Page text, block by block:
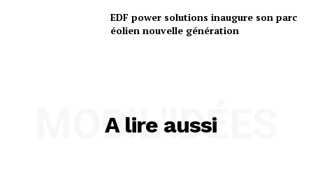
EDF power solutions inaugure son parc
éolien nouvelle génération
A lire aussi
MOBIL'IDÉES